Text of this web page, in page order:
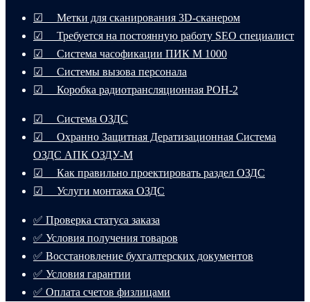
☑ Метки для сканирования 3D-сканером
☑ Требуется на постоянную работу SEO специалист
☑ Система часофикации ПИК М 1000
☑ Системы вызова персонала
☑ Коробка радиотрансляционная РОН-2
☑ Система ОЗДС
☑ Охранно Защитная Дератизационная Система
ОЗДС АПК ОЗДУ-М
☑ Как правильно проектировать раздел ОЗДС
☑ Услуги монтажа ОЗДС
✅ Проверка статуса заказа
✅ Условия получения товаров
✅ Восстановление бухгалтерских документов
✅ Условия гарантии
✅ Оплата счетов физлицами